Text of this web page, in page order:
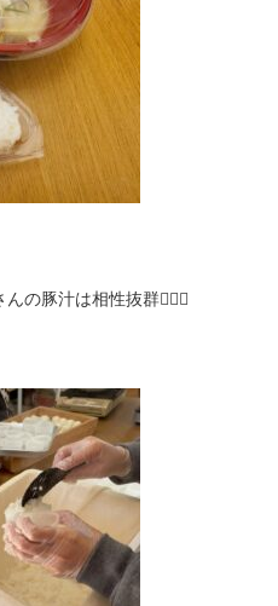
の豚汁は相性抜群😮‍💨💚